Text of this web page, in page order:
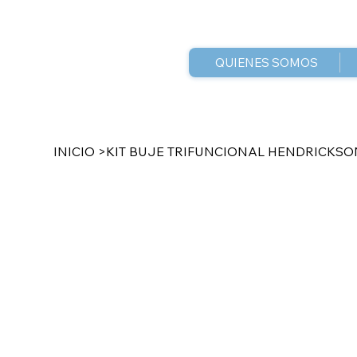
QUIENES SOMOS
INICIO >KIT BUJE TRIFUNCIONAL